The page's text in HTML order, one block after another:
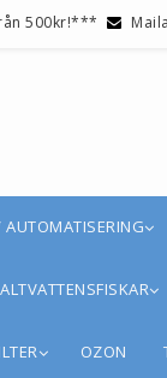
500kr!***
AUTOMATISERING
OZON